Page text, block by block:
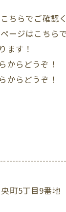
ちらでご確認く
ージはこちら
ます！
からどうぞ！
からどうぞ！
町5丁目9番地